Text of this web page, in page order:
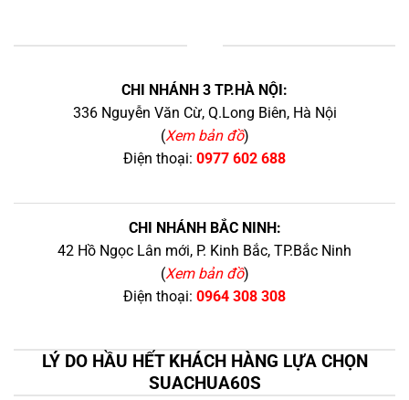
CHI NHÁNH 3 TP.HÀ NỘI:
336 Nguyễn Văn Cừ, Q.Long Biên, Hà Nội
(Xem bản đồ)
Điện thoại: 0977 602 688
CHI NHÁNH BẮC NINH:
42 Hồ Ngọc Lân mới, P. Kinh Bắc, TP.Bắc Ninh
(Xem bản đồ)
Điện thoại: 0964 308 308
LÝ DO HẦU HẾT KHÁCH HÀNG LỰA CHỌN
SUACHUA60S